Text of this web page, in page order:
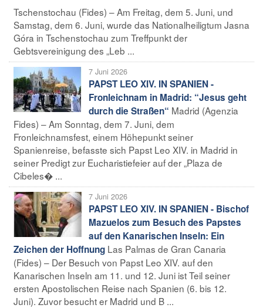
Tschenstochau (Fides) – Am Freitag, dem 5. Juni, und
Samstag, dem 6. Juni, wurde das Nationalheiligtum Jasna
Góra in Tschenstochau zum Treffpunkt der
Gebtsvereinigung des „Leb ...
7 Juni 2026
PAPST LEO XIV. IN SPANIEN -
Fronleichnam in Madrid: “Jesus geht
durch die Straßen“ Madrid (Agenzia
Fides) – Am Sonntag, dem 7. Juni, dem
Fronleichnamsfest, einem Höhepunkt seiner
Spanienreise, befasste sich Papst Leo XIV. in Madrid in
seiner Predigt zur Eucharistiefeier auf der „Plaza de
Cibeles� ...
7 Juni 2026
PAPST LEO XIV. IN SPANIEN - Bischof
Mazuelos zum Besuch des Papstes
auf den Kanarischen Inseln: Ein
Zeichen der Hoffnung Las Palmas de Gran Canaria
(Fides) – Der Besuch von Papst Leo XIV. auf den
Kanarischen Inseln am 11. und 12. Juni ist Teil seiner
ersten Apostolischen Reise nach Spanien (6. bis 12.
Juni). Zuvor besucht er Madrid und B ...